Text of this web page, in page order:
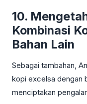
10.
Kombinasi
Bahan Lain
Sebagai tambahan,
kopi excelsa dengan
menciptakan